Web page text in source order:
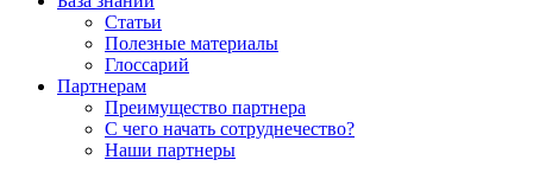
Статьи
Полезные материалы
Глоссарий
Партнерам
Преимущество партнера
С чего начать сотруднечество?
Наши партнеры